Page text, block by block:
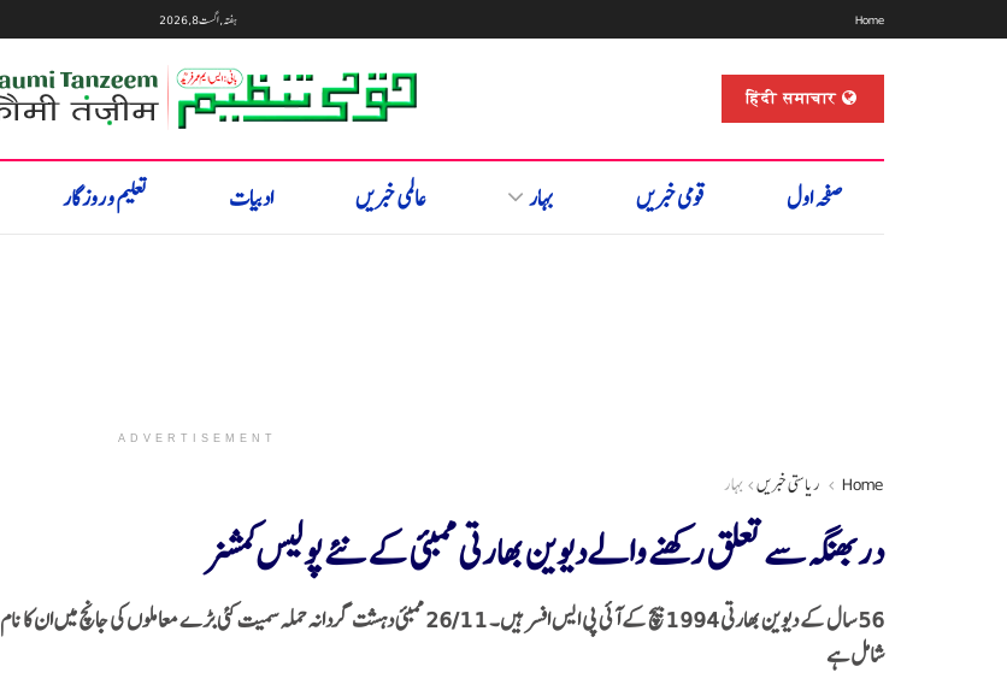
Home ہفتہ, اگست 8, 2026
हिंदी समाचार
صفحہ اول قومی خبریں بہار عالمی خبریں ادبیات تعلیم و روزگار
ADVERTISEMENT
Home ریاستی خبریں بہار
دربھنگہ سے تعلق رکھنے والےدیوین بھارتی ممبئی کے نئے پولیس کمشنر
56 سال کے دیوین بھارتی 1994 بیچ کے آئی پی ایس افسر ہیں۔ 26/11 ممبئی دہشت گردانہ حملہ سمیت کئی بڑے معاملوں کی جانچ میں ان کا نام
شامل ہے